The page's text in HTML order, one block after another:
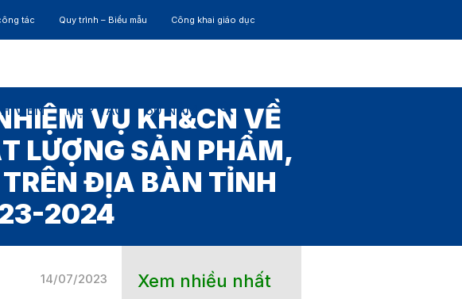
tác Quy trình – Biểu mẫu Công khai giáo dục
VIÊN HỢP TÁC 30 NĂM
VỤ KH&CN VỀ
LƯỢNG SẢN PHẨM,
ĐỊA BÀN TỈNH
2024
14/07/2023 Xem nhiều nhất